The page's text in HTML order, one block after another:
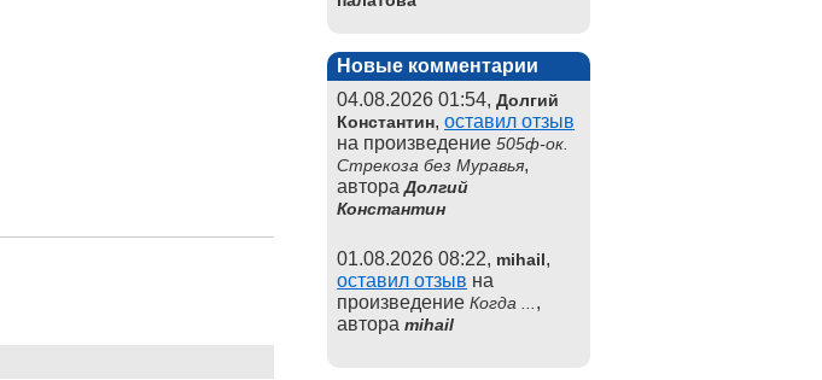
Новые комментарии
04.08.2026 01:54, Долгий
Константин, оставил отзыв
на произведение 505ф-ок.
Стрекоза без Муравья,
автораДолгий
Константин
01.08.2026 08:22, mihail,
оставил отзыв на
произведение Когда ... ,
автора mihail